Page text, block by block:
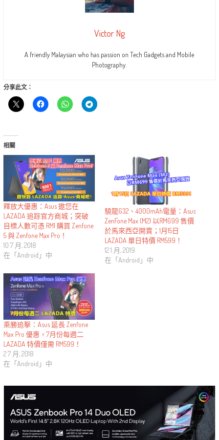
Victor Ng
A friendly Malaysian who has passion on Tech Gadgets and Mobile
Photography.
分享此文：
相關
釋放大優惠：Asus 邀您在
LAZADA 追踪官方商城；突破
目標人數可憑 RM1 購買 Zenfone
5 與 Zenfone Max Pro！
10 7 月, 2018
在「Android」中
驍龍632、4000mAh電量：Asus
ZenFone Max (M2) 以RM699 售價
於馬來西亞開賣；1月15日
LAZADA 單日特價 RM599！
12 1 月, 2019
在「Android」中
乘勝追擊：Asus 延長 Zenfone
Max Pro 優惠，7月份每週二
LAZADA 特價僅需 RM599！
2 7 月, 2018
在「Android」中